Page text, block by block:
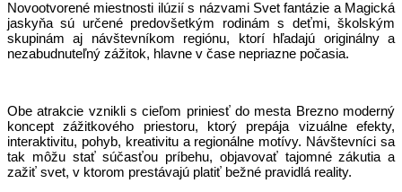
Novootvorené miestnosti ilúzií s názvami Svet fantázie a Magická
jaskyňa sú určené predovšetkým rodinám s deťmi, školským
skupinám aj návštevníkom regiónu, ktorí hľadajú originálny a
nezabudnuteľný zážitok, hlavne v čase nepriazne počasia.
Obe atrakcie vznikli s cieľom priniesť do mesta Brezno moderný
koncept zážitkového priestoru, ktorý prepája vizuálne efekty,
interaktivitu, pohyb, kreativitu a regionálne motívy. Návštevníci sa
tak môžu stať súčasťou príbehu, objavovať tajomné zákutia a
zažiť svet, v ktorom prestávajú platiť bežné pravidlá reality.